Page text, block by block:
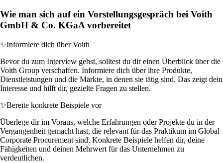
Wie man sich auf ein Vorstellungsgespräch bei Voith
GmbH & Co. KGaA vorbereitet
✨Informiere dich über Voith
Bevor du zum Interview gehst, solltest du dir einen Überblick über die
Voith Group verschaffen. Informiere dich über ihre Produkte,
Dienstleistungen und die Märkte, in denen sie tätig sind. Das zeigt dein
Interesse und hilft dir, gezielte Fragen zu stellen.
✨Bereite konkrete Beispiele vor
Überlege dir im Voraus, welche Erfahrungen oder Projekte du in der
Vergangenheit gemacht hast, die relevant für das Praktikum im Global
Corporate Procurement sind. Konkrete Beispiele helfen dir, deine
Fähigkeiten und deinen Mehrwert für das Unternehmen zu
verdeutlichen.